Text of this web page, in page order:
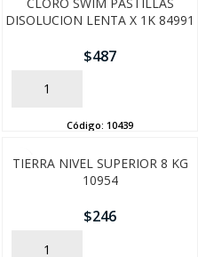
DISOLUCION LENTA X 1K 84991
$487
AÑADIR
Código: 10439
TIERRA NIVEL SUPERIOR 8 KG
10954
$246
AÑADIR